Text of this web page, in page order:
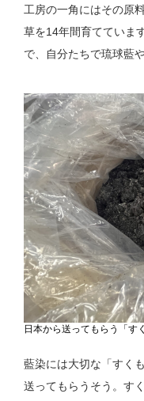
工房の一角にはその原
草を14年間育てていま
で、自分たちで琉球藍
日本から送ってもらう「す
藍染には大切な「すく
送ってもらうそう。す